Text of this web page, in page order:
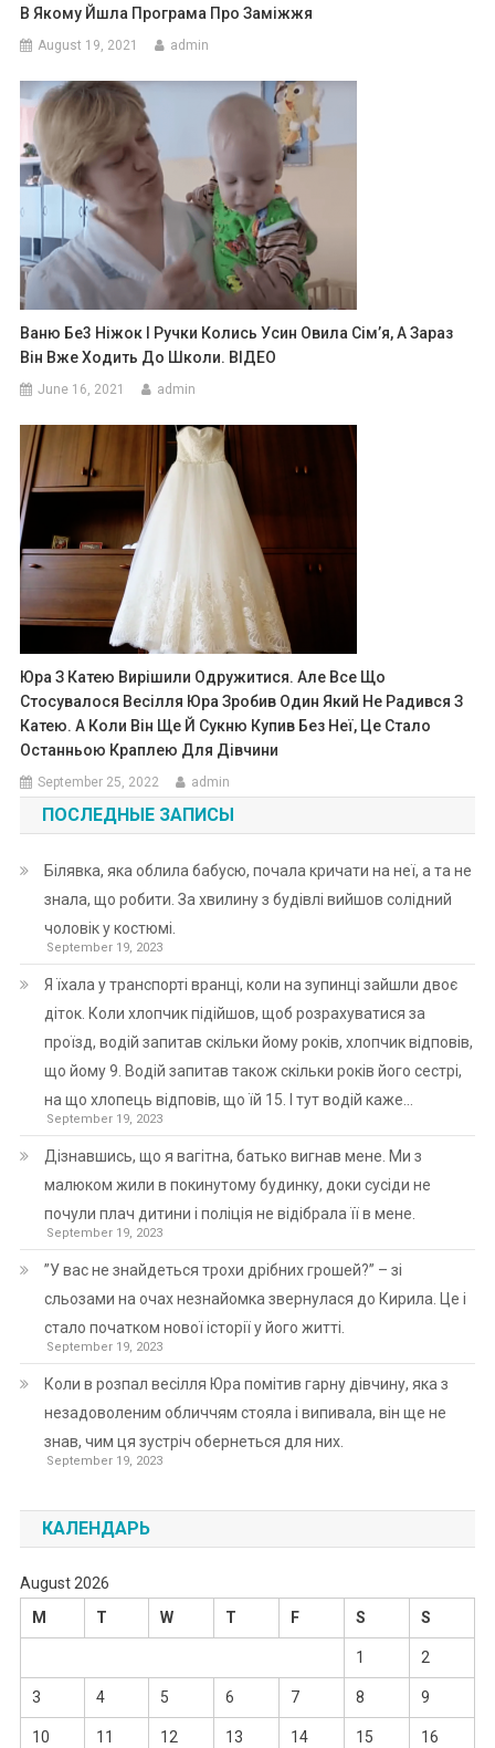
В Якому Йшла Програма Про Заміжжя
August 19, 2021 admin
Ваню Бе3 Ніжок І Ручки Колись Усин Овила Сім’я, А Зараз
Він Вже Ходить До Школи. ВІДЕО
June 16, 2021 admin
Юра З Катею Вирішили Одружитися. Але Все Що
Стосувалося Весілля Юра Зробив Один Який Не Радився З
Катею. А Коли Він Ще Й Сукню Купив Без Неї, Це Стало
Останньою Краплею Для Дівчини
September 25, 2022 admin
ПОСЛЕДНЫЕ ЗАПИСЫ
Білявка, яка облила бабусю, почала кричати на неї, а та не
знала, що робити. За хвилину з будівлі вийшов солідний
чоловік у костюмі.
September 19, 2023
Я їхала у транспорті вранці, коли на зупинці зайшли двоє
діток. Коли хлопчик підійшов, щоб розрахуватися за
проїзд, водій запитав скільки йому років, хлопчик відповів,
що йому 9. Водій запитав також скільки років його сестрі,
на що хлопець відповів, що їй 15. І тут водій каже…
September 19, 2023
Дізнавшись, що я вагітна, батько вигнав мене. Ми з
малюком жили в покинутому будинку, доки сусіди не
почули плач дитини і поліція не відібрала її в мене.
September 19, 2023
”У вас не знайдеться трохи дрібних грошей?” – зі
сльозами на очах незнайомка звернулася до Кирила. Це і
стало початком нової історії у його житті.
September 19, 2023
Коли в розпал весілля Юра помітив гарну дівчину, яка з
незадоволеним обличчям стояла і випивала, він ще не
знав, чим ця зустріч обернеться для них.
September 19, 2023
КАЛЕНДАРЬ
August 2026
M
T W T F S S
1 2
3 4 5 6 7 8 9
10 11 12 13 14 15 16